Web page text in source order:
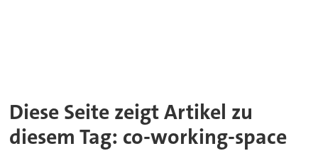
Diese Seite zeigt Artikel zu
diesem Tag: co-working-space